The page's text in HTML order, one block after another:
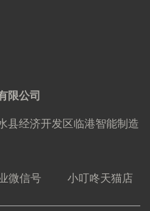
限公司
县经济开发区临港智能制造
微信号 小叮咚天猫店